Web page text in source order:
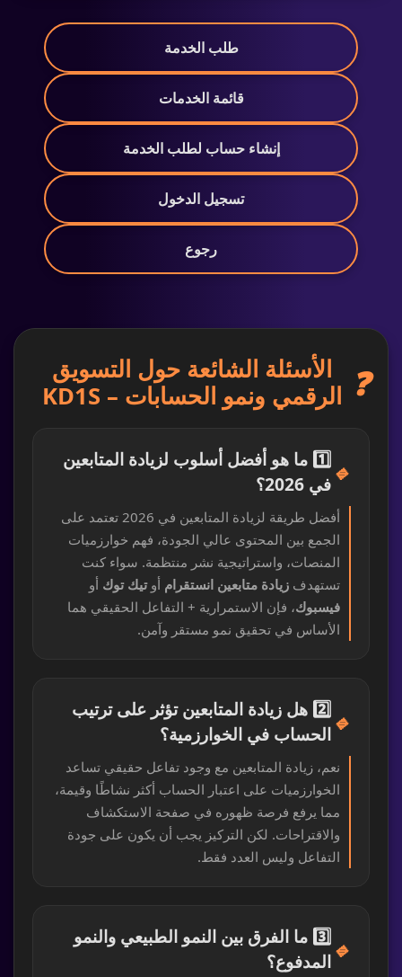
طلب الخدمة
قائمة الخدمات
إنشاء حساب لطلب الخدمة
تسجيل الدخول
رجوع
❓
الأسئلة الشائعة حول التسويق
الرقمي ونمو الحسابات – KD1S
🔹
1️⃣ ما هو أفضل أسلوب لزيادة المتابعين
في 2026؟
أفضل طريقة لزيادة المتابعين في 2026 تعتمد على
الجمع بين المحتوى عالي الجودة، فهم خوارزميات
المنصات، واستراتيجية نشر منتظمة. سواء كنت
تستهدف زيادة متابعين انستقرام أوتيك توك أو
فيسبوك، فإن الاستمرارية + التفاعل الحقيقي هما
الأساس في تحقيق نمو مستقر وآمن.
🔹
2️⃣ هل زيادة المتابعين تؤثر على ترتيب
الحساب في الخوارزمية؟
نعم، زيادة المتابعين مع وجود تفاعل حقيقي تساعد
الخوارزميات على اعتبار الحساب أكثر نشاطًا وقيمة،
مما يرفع فرصة ظهوره في صفحة الاستكشاف
والاقتراحات. لكن التركيز يجب أن يكون على جودة
التفاعل وليس العدد فقط.
🔹
3️⃣ ما الفرق بين النمو الطبيعي والنمو
المدفوع؟